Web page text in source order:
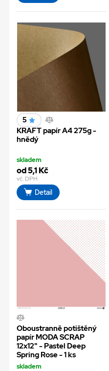
5
KRAFT papír A4 275g -
hnědý
skladem
od 5,1 Kč
vč. DPH
Detail
Oboustranně potištěný
papír MODA SCRAP
12x12" - Pastel Deep
Spring Rose - 1 ks
skladem